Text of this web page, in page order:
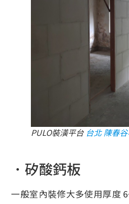
PULO裝潢平台 台北 陳春
．矽酸鈣板
一般室內裝修大多使用厚度